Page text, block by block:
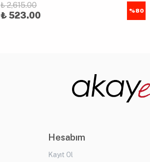
₺ 2,615.00
₺ 523.00 %80
Hesabım
Kayıt Ol